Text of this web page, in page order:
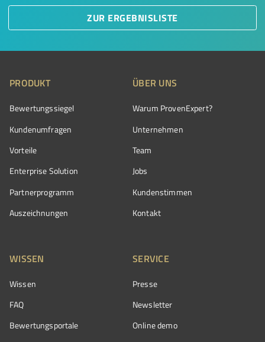
ZUR ERGEBNISLISTE
PRODUKT
Bewertungssiegel
Kundenumfragen
Vorteile
Enterprise Solution
Partnerprogramm
Auszeichnungen
ÜBER UNS
Warum ProvenExpert?
Unternehmen
Team
Jobs
Kundenstimmen
Kontakt
WISSEN
Wissen
FAQ
Bewertungsportale
SERVICE
Presse
Newsletter
Online demo